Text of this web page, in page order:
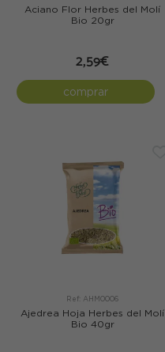
Aciano Flor Herbes del Molí
Bio 20gr
2,59€
comprar
Ref: AHM0006
Ajedrea Hoja Herbes del Molí
Bio 40gr